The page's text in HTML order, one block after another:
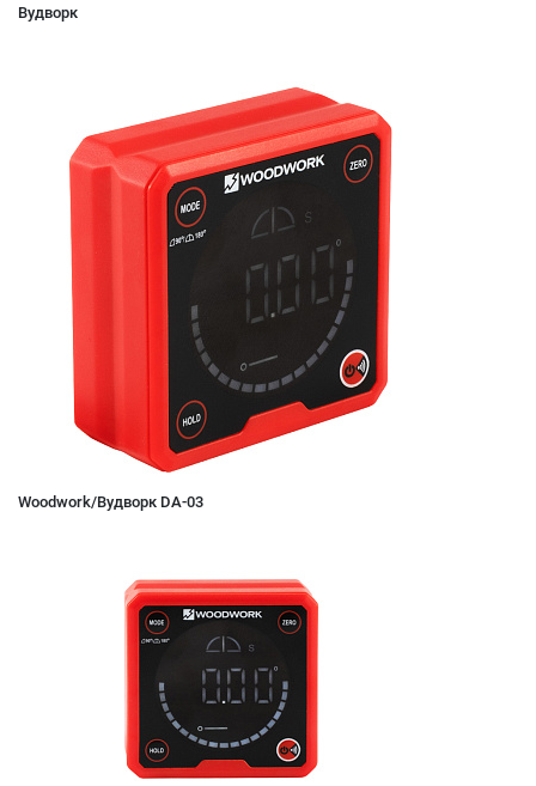
Вудворк
Woodwork/Вудворк DA-03